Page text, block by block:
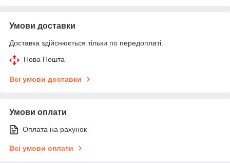
Умови доставки
Доставка здійснюється тільки по передоплаті.
Нова Пошта
Всі умови доставки
Умови оплати
Оплата на рахунок
Всі умови оплати